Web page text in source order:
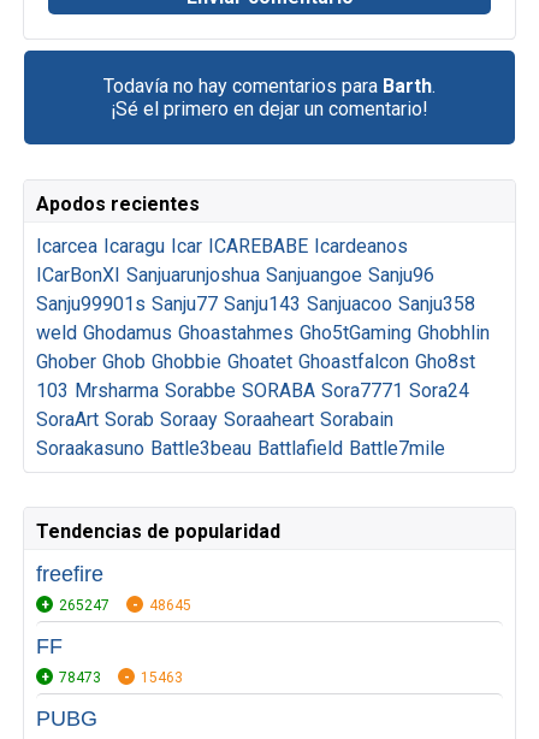
Todavía no hay comentarios para Barth.
¡Sé el primero en dejar un comentario!
Apodos recientes
Icarcea Icaragu Icar ICAREBABE Icardeanos
ICarBonXI Sanjuarunjoshua Sanjuangoe Sanju96
Sanju99901s Sanju77 Sanju143 Sanjuacoo Sanju358
weld Ghodamus Ghoastahmes Gho5tGaming Ghobhlin
Ghober Ghob Ghobbie Ghoatet Ghoastfalcon Gho8st
103 Mrsharma Sorabbe SORABA Sora7771 Sora24
SoraArt Sorab Soraay Soraaheart Sorabain
Soraakasuno Battle3beau Battlafield Battle7mile
Tendencias de popularidad
freefire
265247 48645
FF
78473 15463
PUBG